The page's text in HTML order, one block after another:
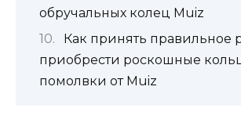
обручальных колец Muiz
Как принять правильное
приобрести роскошные
помолвки от Muiz